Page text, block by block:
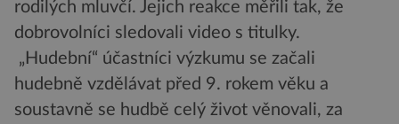
rodilých mluvčí. Jejich reakce měřili tak, že
dobrovolníci sledovali video s titulky.
„Hudební“ účastníci výzkumu se začali
hudebně vzdělávat před 9. rokem věku a
soustavně se hudbě celý život věnovali, za